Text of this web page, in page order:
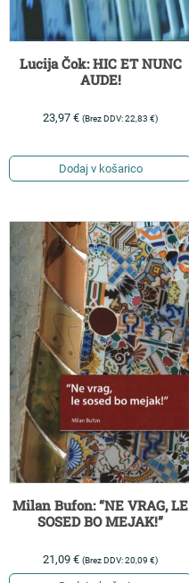
Lucija Čok: HIC ET NUNC
AUDE!
23,97€ (Brez DDV:22,83€)
Dodaj v košarico
Milan Bufon: “NE VRAG, LE
SOSED BO MEJAK!”
21,09€ (Brez DDV:20,09€)